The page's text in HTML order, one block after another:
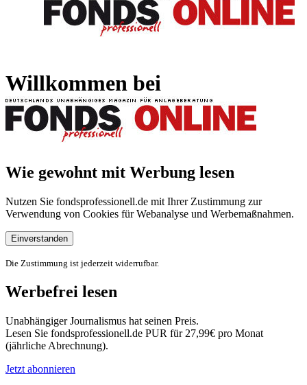
Willkommen bei
Wie gewohnt mit Werbung lesen
Nutzen Sie fondsprofessionell.de mit Ihrer Zustimmung zur
Verwendung von Cookies für Webanalyse und Werbemaßnahmen.
Einverstanden
Die Zustimmung ist jederzeit widerrufbar.
Werbefrei lesen
Unabhängiger Journalismus hat seinen Preis.
Lesen Sie fondsprofessionell.de PUR für 27,99€ pro Monat
(jährliche Abrechnung).
Jetzt abonnieren